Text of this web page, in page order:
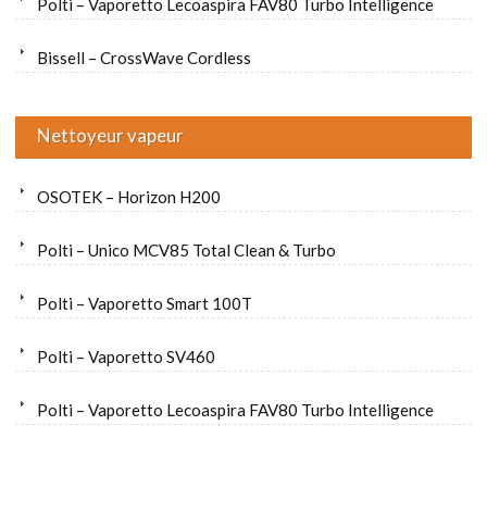
Polti – Vaporetto Lecoaspira FAV80 Turbo Intelligence
Bissell – CrossWave Cordless
Nettoyeur vapeur
OSOTEK – Horizon H200
Polti – Unico MCV85 Total Clean & Turbo
Polti – Vaporetto Smart 100T
Polti – Vaporetto SV460
Polti – Vaporetto Lecoaspira FAV80 Turbo Intelligence